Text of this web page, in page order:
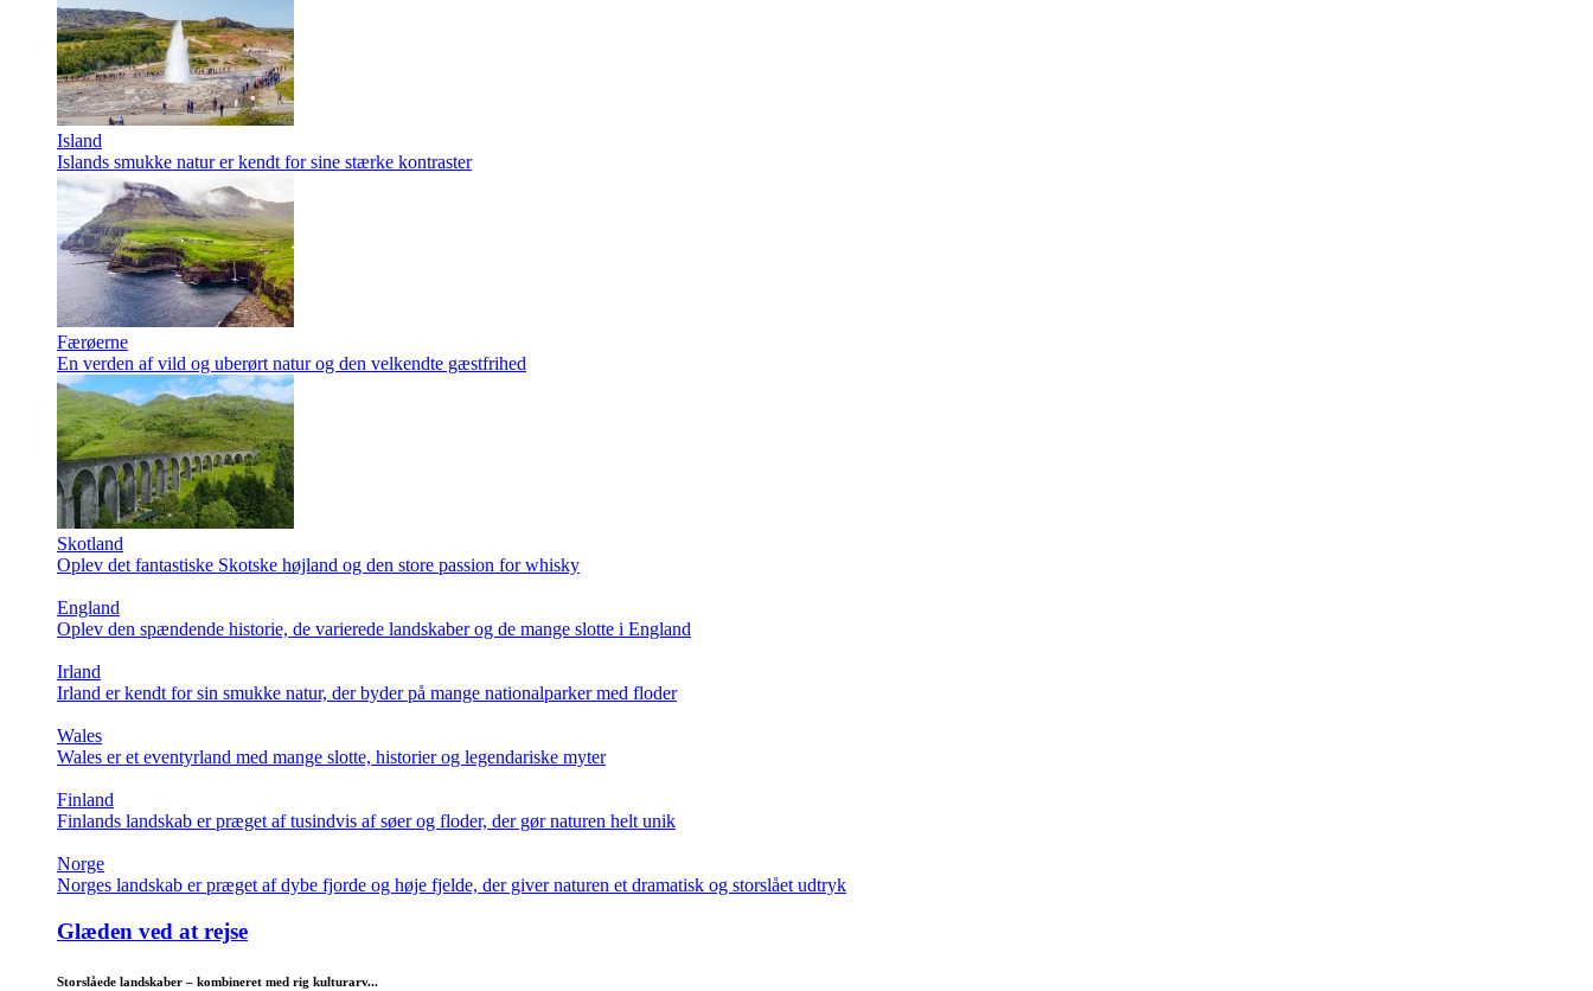
Island
Islands smukke natur er kendt for sine stærke kontraster
Færøerne
En verden af vild og uberørt natur og den velkendte gæstfrihed
Skotland
Oplev det fantastiske Skotske højland og den store passion for whisky
England
Oplev den spændende historie, de varierede landskaber og de mange slotte i England
Irland
Irland er kendt for sin smukke natur, der byder på mange nationalparker med floder
Wales
Wales er et eventyrland med mange slotte, historier og legendariske myter
Finland
Finlands landskab er præget af tusindvis af søer og floder, der gør naturen helt unik
Norge
Norges landskab er præget af dybe fjorde og høje fjelde, der giver naturen et dramatisk og storslået udtryk
Glæden ved at rejse
Storslåede landskaber – kombineret med rig kulturarv...